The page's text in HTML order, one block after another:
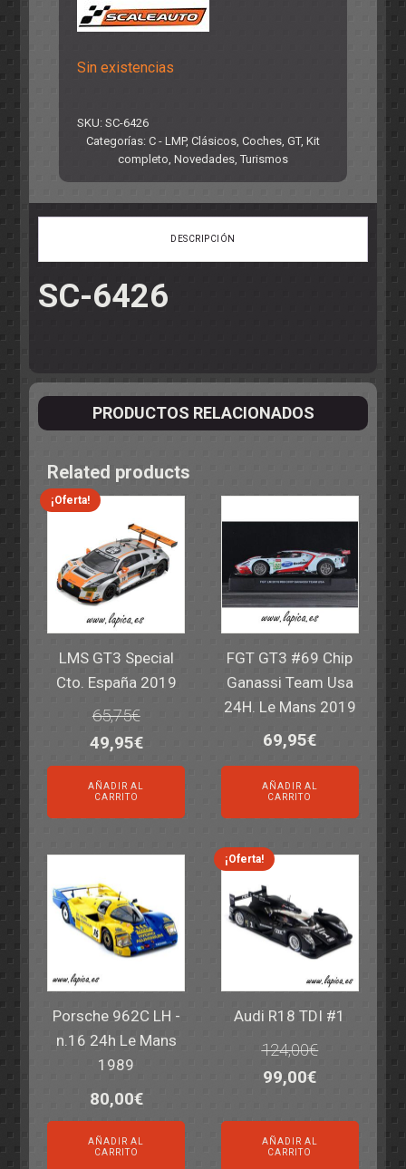
Sin existencias
SKU:SC-6426
Categorías: C - LMP, Clásicos, Coches, GT, Kit
completo Novedades, Turismos
DESCRIPCIÓN
SC-6426
PRODUCTOS RELACIONADOS
Related products
¡Oferta!
LMS GT3 Special
Cto. España 2019
65,75€
El
precio
original
era:
65,75€.
49,95€El
precio
actual
es:
49,95€.
AÑADIR AL
CARRITO
FGT GT3 #69 Chip
Ganassi Team Usa
24H. Le Mans 2019
69,95€
AÑADIR AL
CARRITO
Porsche 962C LH -
n.16 24h Le Mans
1989
80,00€
AÑADIR AL
CARRITO
¡Oferta!
Audi R18 TDI #1
124,00€
El
original
era:
99,00€El
actual
AÑADIR AL
CARRITO